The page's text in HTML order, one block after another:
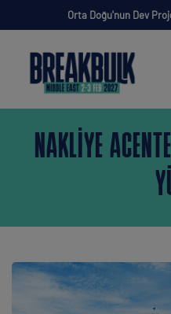
Orta Doğu'nun Dev
NAKLIYE